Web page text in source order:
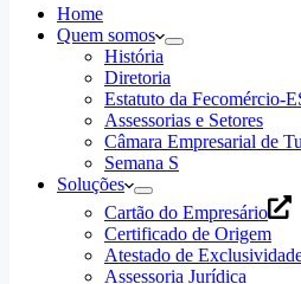
Home
Quem somos
História
Diretoria
Estatuto da Fecomércio-
Assessorias e Setores
Câmara Empresarial de
Semana S
Soluções
Cartão do Empresário
Certificado de Origem
Atestado de
Assessoria Jurídica